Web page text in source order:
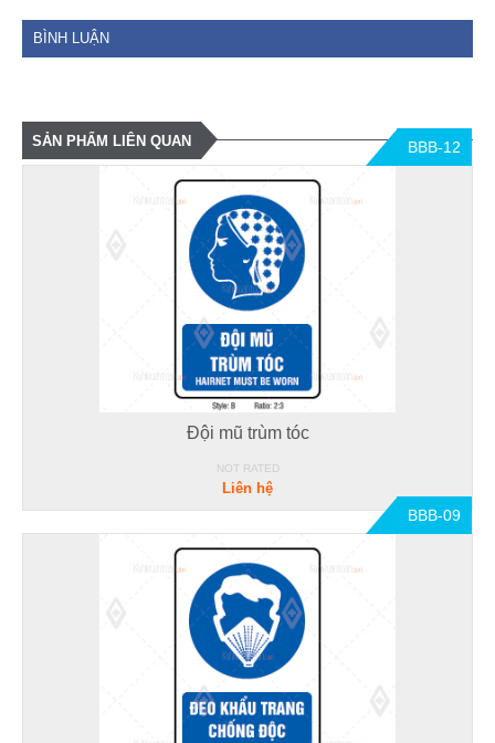
BÌNH LUẬN
SẢN PHẨM LIÊN QUAN BBB-12
Đội mũ trùm tóc
NOT RATED
Liên hệ
BBB-09